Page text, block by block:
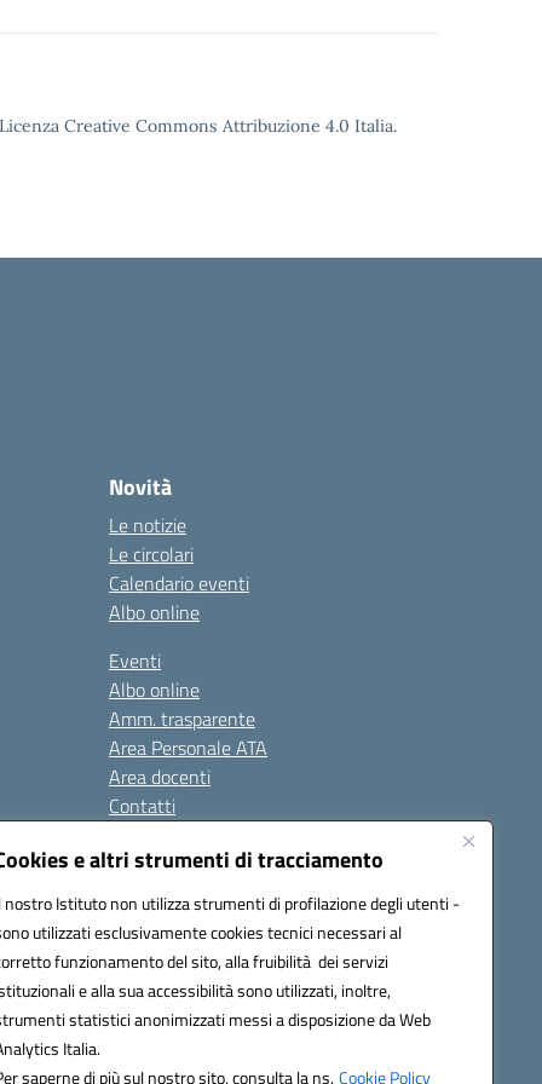
e altri strumenti di tracciamento
nostro Istituto non utilizza strumenti di profilazione degli utenti -
utilizzati esclusivamente cookies tecnici necessari al
funzionamento del sito, alla fruibilità dei servizi
e alla sua accessibilità sono utilizzati, inoltre,
statistici anonimizzati messi a disposizione da Web
Italia.
saperne di più sul nostro sito, consulta la ns.Cookie Policy
Creative Commons Attribuzione 4.0 Italia.
Novità
Le notizie
Le circolari
Calendario eventi
Albo online
Eventi
Albo online
Amm. trasparente
Area Personale ATA
Area docenti
Contatti